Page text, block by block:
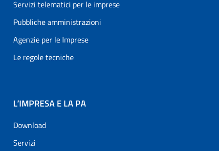
Servizi telematici per le imprese
Pubbliche amministrazioni
Agenzie per le Imprese
Le regole tecniche
L’IMPRESA E LA PA
Download
Servizi